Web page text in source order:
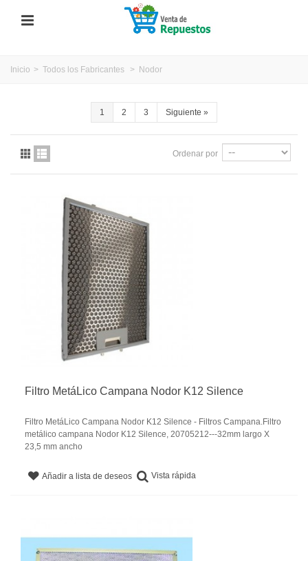
Inicio > Todos los Fabricantes > Nodor
1 2 3 Siguiente »
Ordenar por
Filtro MetáLico Campana Nodor K12 Silence
Filtro MetáLico Campana Nodor K12 Silence - Filtros Campana.Filtro
metálico campana Nodor K12 Silence, 20705212---32mm largo X
23,5 mm ancho
Añadir a lista de deseos Vista rápida